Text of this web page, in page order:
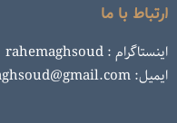
ارتباط با ما
اینستاگرام : rahemaghsoud
ایمیل: rahemaghsoud@gmail.com